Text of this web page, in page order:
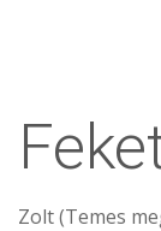
Zolt (Temes